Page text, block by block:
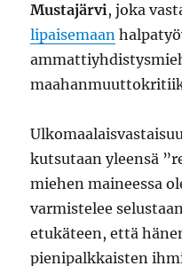
Mustajärvi, joka
lipaisemaan
kutsutaan yleensä
miehen maineessa
varmistelee
etukäteen, että
pienipalkkaisten